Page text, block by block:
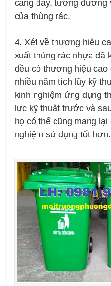
càng dày, tương đương
của thùng rác.
4. Xét về thương hiệu
xuất thùng rác nhựa đã
đều có thương hiệu cao
nhiều năm tích lũy kỹ
kinh nghiệm ứng dụng
lực kỹ thuật trước và
họ có thể cũng mang lại
nghiệm sử dụng tốt hơn.